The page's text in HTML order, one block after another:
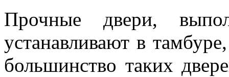
Прочные двери,
устанавливают в
большинство таких